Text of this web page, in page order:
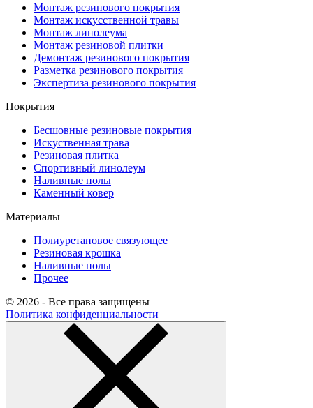
Монтаж резинового покрытия
Монтаж искусственной травы
Монтаж линолеума
Монтаж резиновой плитки
Демонтаж резинового покрытия
Разметка резинового покрытия
Экспертиза резинового покрытия
Покрытия
Бесшовные резиновые покрытия
Искуственная трава
Резиновая плитка
Спортивный линолеум
Наливные полы
Каменный ковер
Материалы
Полиуретановое связующее
Резиновая крошка
Наливные полы
Прочее
© 2026 - Все права защищены
Политика конфиденциальности